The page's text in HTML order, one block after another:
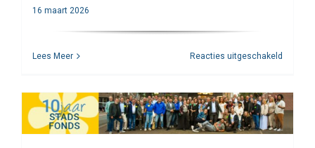
16 maart 2026
Lees Meer Reacties uitgeschakeld
als
voor